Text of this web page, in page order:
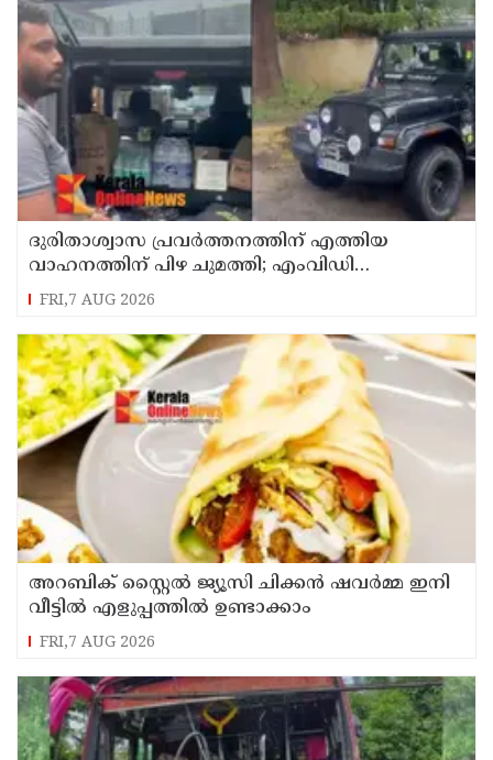
ദുരിതാശ്വാസ പ്രവർത്തനത്തിന് എത്തിയ
വാഹനത്തിന് പിഴ ചുമത്തി; എംവിഡി
ഉദ്യോഗസ്ഥന് സസ്പെൻഷൻ
FRI,7 AUG 2026
അറബിക് സ്റ്റൈൽ ജ്യൂസി ചിക്കൻ ഷവർമ്മ ഇനി
വീട്ടിൽ എളുപ്പത്തിൽ ഉണ്ടാക്കാം
FRI,7 AUG 2026